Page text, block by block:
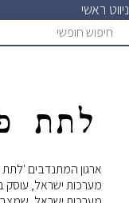
ניווט ראשי
חופשי
לתת
ארגון המתנדבים
מערכות ישראל, עוסק